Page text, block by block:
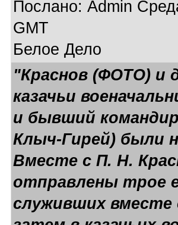
Послано: Admin
GMT
Белое Дело
"Краснов (ФОТО) и
казачьи
и бывший
Клыч-Гирей) были
Вместе с П. Н.
отправлены трое
служивших вместе